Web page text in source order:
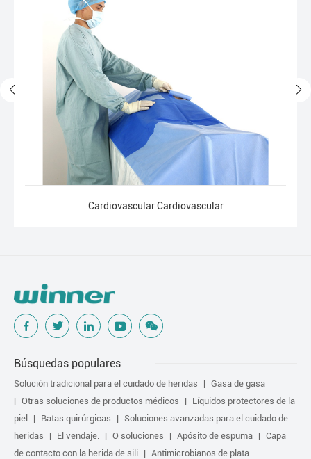
Cardiovascular Cardiovascular
Búsquedas populares
Solución tradicional para el cuidado de heridas
Gasa de gasa
Otras soluciones de productos médicos
Líquidos protectores de la
piel
Batas quirúrgicas
Soluciones avanzadas para el cuidado de
heridas
El vendaje. O soluciones Apósito de espuma
Capa
de contacto con la herida de sili
Antimicrobianos de plata